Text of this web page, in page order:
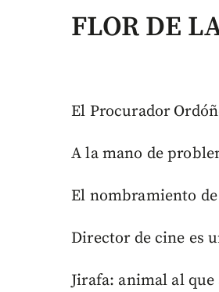
FLOR DE
El Procurador
A la mano de
El nombramiento
Director de cine es
Jirafa: animal al